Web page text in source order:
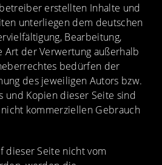
erstellten Inhalte und
unterliegen dem deutschen
Bearbeitung,
der Verwertung außerhalb
bedürfen der
des jeweiligen Autors bzw.
und Kopien dieser Seite sind
kommerziellen Gebrauch
dieser Seite nicht vom